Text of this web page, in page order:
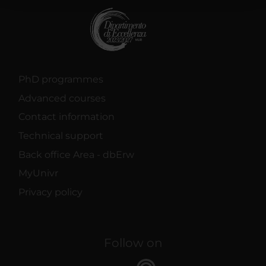
raccolto dal tuo utilizzo dei loro servizi.
PhD programmes
Advanced courses
Contact information
Technical support
Back office Area - dbErw
MyUnivr
Privacy policy
Follow on